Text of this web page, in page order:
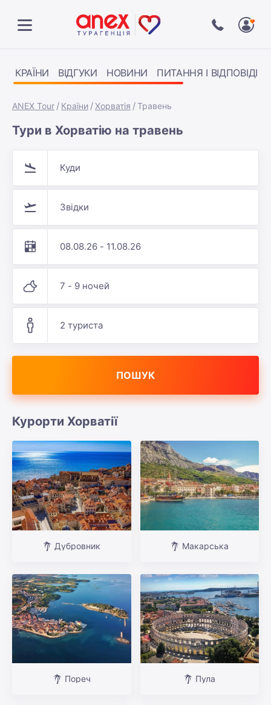
КРАЇНИ ВІДГУКИ НОВИНИ ПИТАННЯ І ВІДПОВІДІ
ANEX Tour Країни Хорватія Травень
Тури в Хорватію на травень
Куди
Звідки
08.08.26 - 11.08.26
7 - 9 ночей
2 туриста
ПОШУК
Курорти Хорватії
Дубровник Макарська
Пореч Пула